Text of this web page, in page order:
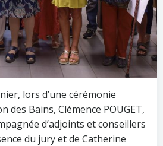
lors d’une cérémonie
des Bains, Clémence POUGET,
d’adjoints et conseillers
du jury et de Catherine